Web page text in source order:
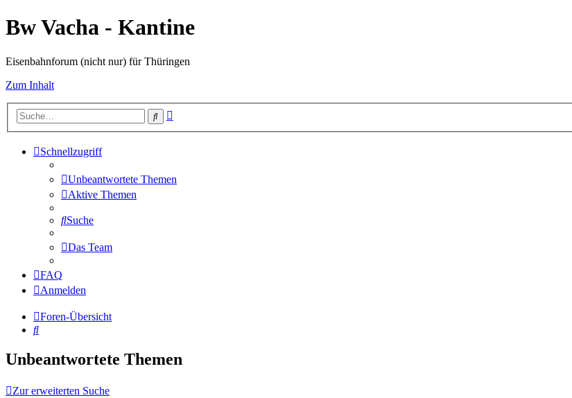
Bw Vacha - Kantine
Eisenbahnforum (nicht nur) für Thüringen
Zum Inhalt
Suche
Schnellzugriff
Unbeantwortete Themen
Aktive Themen
Suche
Das Team
FAQ
Anmelden
Foren-Übersicht
Suche
Unbeantwortete Themen
Zur erweiterten Suche